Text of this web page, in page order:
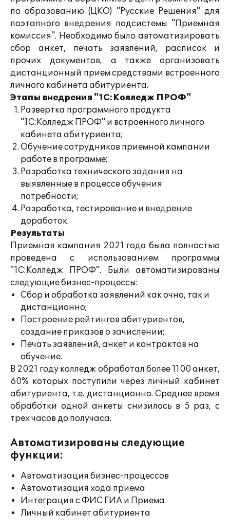
по образованию (ЦКО) "Русские Решения" для
поэтапного внедрения подсистемы "Приемная
комиссия". Необходимо было автоматизировать
сбор анкет, печать заявлений, расписок и
прочих документов, а также организовать
дистанционный прием средствами встроенного
личного кабинета абитуриента.
Этапы внедрения "1С:Колледж ПРОФ"
Развертка программного продукта
"1С:Колледж ПРОФ" и встроенного личного
кабинета абитуриента;
Обучение сотрудников приемной кампании
работе в программе;
Разработка технического задания на
выявленные в процессе обучения
потребности;
Разработка, тестирование и внедрение
доработок.
Результаты
Приемная кампания 2021 года была полностью
проведена с использованием программы
"1С:Колледж ПРОФ". Были автоматизированы
следующие бизнес-процессы:
Сбор и обработка заявлений как очно, так и
дистанционно;
Построение рейтингов абитуриентов,
создание приказов о зачислении;
Печать заявлений, анкет и контрактов на
обучение.
В 2021 году колледж обработал более 1100 анкет,
60% которых поступили через личный кабинет
абитуриента, т.е. дистанционно. Среднее время
обработки одной анкеты снизилось в 5 раз, с
трех часов до получаса.
Автоматизированы следующие
функции:
Автоматизация бизнес-процессов
Автоматизация хода приема
Интеграция с ФИС ГИА и Приема
Личный кабинет абитуриента